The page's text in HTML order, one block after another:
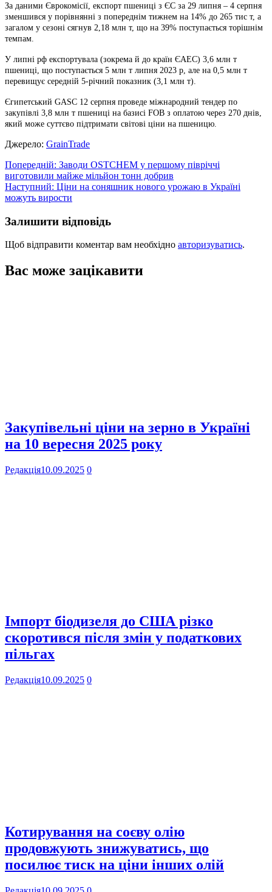
За даними Єврокомісії, експорт пшениці з ЄС за 29 липня – 4 серпня
зменшився у порівнянні з попереднім тижнем на 14% до 265 тис т, а
загалом у сезоні сягнув 2,18 млн т, що на 39% поступається торішнім
темпам.
У липні рф експортувала (зокрема й до країн ЄАЕС) 3,6 млн т
пшениці, що поступається 5 млн т липня 2023 р, але на 0,5 млн т
перевищує середній 5-річний показник (3,1 млн т).
Єгипетський GASC 12 серпня проведе міжнародний тендер по
закупівлі 3,8 млн т пшениці на базисі FOB з оплатою через 270 днів,
який може суттєво підтримати світові ціни на пшеницю.
Джерело: GrainTrade
Навігація
записів
Попередній: Заводи OSTCHEM у першому півріччі
виготовили майже мільйон тонн добрив
Наступний: Ціни на соняшник нового урожаю в Україні
можуть вирости
Залишити відповідь
Щоб відправити коментар вам необхідно авторизуватись.
Вас може зацікавити
Закупівельні ціни на зерно в Україні
на 10 вересня 2025 року
Редакція10.09.2025 0
Імпорт біодизеля до США різко
скоротився після змін у податкових
пільгах
Редакція10.09.2025 0
Котирування на соєву олію
продовжують знижуватись, що
посилює тиск на ціни інших олій